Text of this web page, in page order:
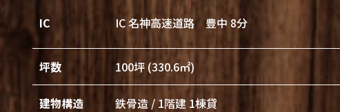
IC IC 名神高速道路 豊中 8分
坪数 100坪 (330.6㎡)
建物構造 鉄骨造 / 1階建 1棟貸